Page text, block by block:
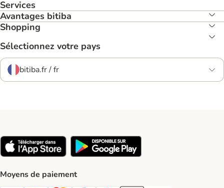
Services
Avantages bitiba
Shopping
Sélectionnez votre pays
bitiba.fr / fr
Moyens de paiement